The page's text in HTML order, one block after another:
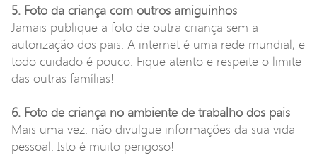
5. Foto da criança com outros amiguinhos
Jamais publique a foto de outra criança sem a
autorização dos pais. A internet é uma rede mundial, e
todo cuidado é pouco. Fique atento e respeite o limite
das outras famílias!
6. Foto de criança no ambiente de trabalho dos pais
Mais uma vez: não divulgue informações da sua vida
pessoal. Isto é muito perigoso!